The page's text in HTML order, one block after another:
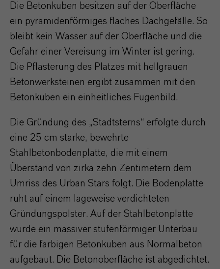
Die Betonkuben besitzen auf der Oberfläche
ein pyramidenförmiges flaches Dachgefälle. So
bleibt kein Wasser auf der Oberfläche und die
Gefahr einer Vereisung im Winter ist gering.
Die Pflasterung des Platzes mit hellgrauen
Betonwerksteinen ergibt zusammen mit den
Betonkuben ein einheitliches Fugenbild.
Die Gründung des „Stadtsterns“ erfolgte durch
eine 25 cm starke, bewehrte
Stahlbetonbodenplatte, die mit einem
Überstand von zirka zehn Zentimetern dem
Umriss des Urban Stars folgt. Die Bodenplatte
ruht auf einem lageweise verdichteten
Gründungspolster. Auf der Stahlbetonplatte
wurde ein massiver stufenförmiger Unterbau
für die farbigen Betonkuben aus Normalbeton
aufgebaut. Die Betonoberfläche ist abgedichtet.